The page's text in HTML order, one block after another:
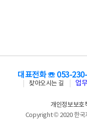
대표전화 ☏ 053-
찾아오시는 길
업
개인정보보호
Copyright © 2020 한국